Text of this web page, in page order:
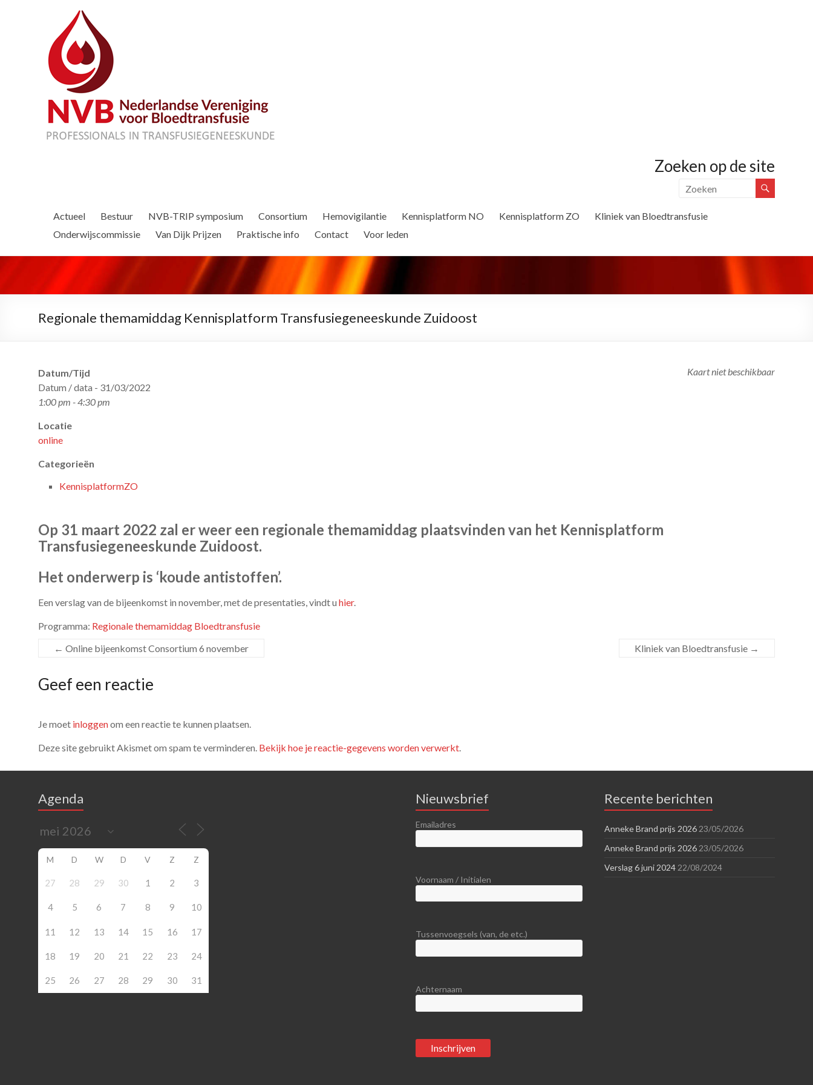
Zoeken op de site
Actueel Bestuur NVB-TRIP symposium Consortium Hemovigilantie Kennisplatform NO Kennisplatform ZO
Kliniek van Bloedtransfusie
Onderwijscommissie
Van Dijk Prijzen Praktische info Contact Voor leden
Regionale themamiddag Kennisplatform Transfusiegeneeskunde Zuidoost
Kaart niet beschikbaar
Datum/Tijd
Datum / data - 31/03/2022
1:00 pm - 4:30 pm
Locatie
online
Categorieën
KennisplatformZO
Op 31 maart 2022 zal er weer een regionale themamiddag plaatsvinden van het Kennisplatform
Transfusiegeneeskunde Zuidoost.
Het onderwerp is ‘koude antistoffen’.
Een verslag van de bijeenkomst in november, met de presentaties, vindt u hier.
Programma: Regionale themamiddag Bloedtransfusie
← Online bijeenkomst Consortium 6 november Kliniek van Bloedtransfusie →
Geef een reactie
Je moet inloggenom een reactie te kunnen plaatsen.
Deze site gebruikt Akismet om spam te verminderen. Bekijk hoe je reactie-gegevens worden verwerkt.
Agenda
M D W D V Z Z
27 28 29 30 1 2 3
4 5 6 7 8 9 10
11 12 13 14 15 16 17
18 19 20 21 22 23 24
25 26 27 28 29 30 31
Nieuwsbrief
Emailadres
Voornaam / Initialen
Tussenvoegsels (van, de etc.)
Achternaam
Recente berichten
Anneke Brand prijs 2026 23/05/2026
Anneke Brand prijs 2026 23/05/2026
Verslag 6 juni 2024 22/08/2024